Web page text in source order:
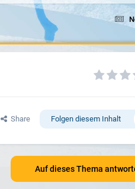
Share Folgen diesem Inhalt
Auf dieses Thema